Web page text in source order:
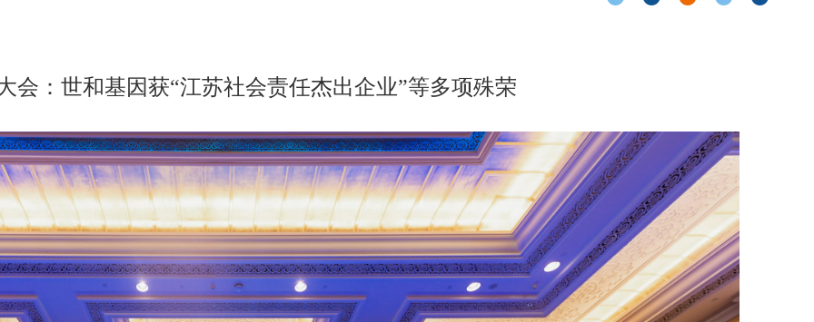
会：世和基因获“江苏社会责任杰出企业”等多项殊荣